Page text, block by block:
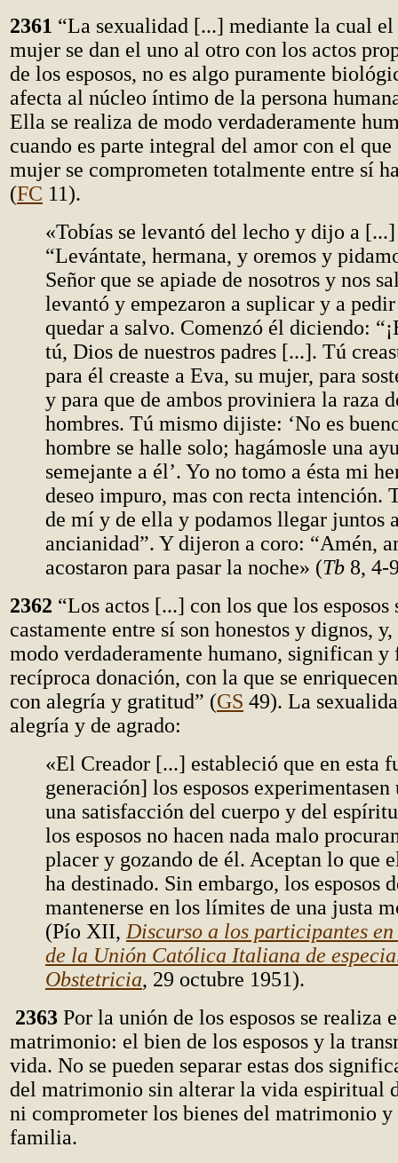
2361 “La sexualidad [...] mediante la cual
mujer se dan el uno al otro con los actos
de los esposos, no es algo puramente
afecta al núcleo íntimo de la persona
Ella se realiza de modo verdaderamente
cuando es parte integral del amor con el
mujer se comprometen totalmente entre sí
(FC 11).
«Tobías se levantó del lecho y dijo a
“Levántate, hermana, y oremos y
Señor que se apiade de nosotros y nos
levantó y empezaron a suplicar y a
quedar a salvo. Comenzó él diciendo:
tú, Dios de nuestros padres [...]. Tú
para él creaste a Eva, su mujer, para
y para que de ambos proviniera la raza
hombres. Tú mismo dijiste: ‘No es
hombre se halle solo; hagámosle una
semejante a él’. Yo no tomo a ésta mi
deseo impuro, mas con recta intención.
de mí y de ella y podamos llegar juntos
ancianidad”. Y dijeron a coro: “Amén,
acostaron para pasar la noche» (Tb 8, 4-
2362 “Los actos [...] con los que los
castamente entre sí son honestos y dignos,
modo verdaderamente humano, significan y
recíproca donación, con la que se
con alegría y gratitud” (GS 49). La
alegría y de agrado:
«El Creador [...] estableció que en esta
generación] los esposos
una satisfacción del cuerpo y del
los esposos no hacen nada malo
placer y gozando de él. Aceptan lo que
ha destinado. Sin embargo, los esposos
mantenerse en los límites de una justa
(Pío XII, Discurso a los participantes
de la Unión Católica Italiana de
Obstetricia, 29 octubre 1951).
2363 Por la unión de los esposos se realiza
matrimonio: el bien de los esposos y la
vida. No se pueden separar estas dos
del matrimonio sin alterar la vida espiritual
ni comprometer los bienes del matrimonio
familia.